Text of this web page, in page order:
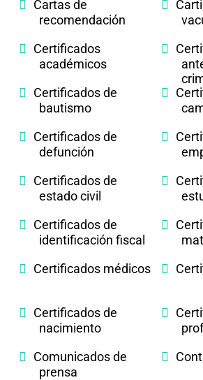
Cartas de
recomendación
Certificados
académicos
Certificados de
bautismo
Certificados de
defunción
Certificados de
estado civil
Certificados de
identificación fiscal
Certificados médicos
Certificados de
nacimiento
Comunicados de
prensa